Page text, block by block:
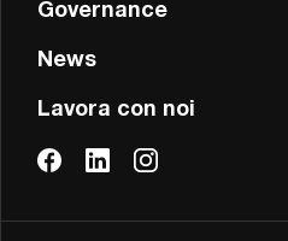
Governance
News
Lavora con noi